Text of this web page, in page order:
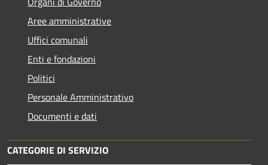
Aree amministrative
Uffici comunali
Enti e fondazioni
Politici
Personale Amministrativo
Documenti e dati
CATEGORIE DI SERVIZIO